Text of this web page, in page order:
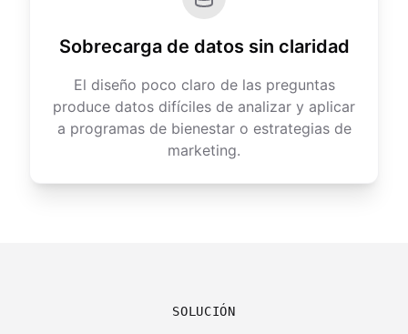
Sobrecarga de datos sin claridad
El diseño poco claro de las preguntas
produce datos difíciles de analizar y aplicar
a programas de bienestar o estrategias de
marketing.
SOLUCIÓN